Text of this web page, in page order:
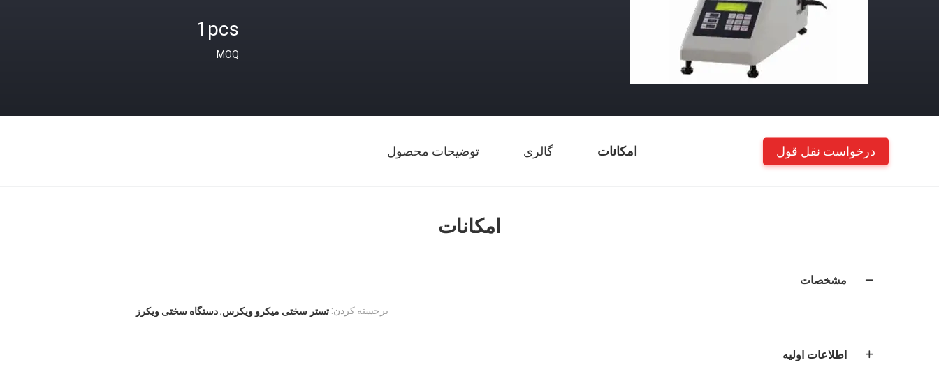
1pcs
MOQ
امکانات گالری توضیحات محصول درخواست نقل قول
امکانات
مشخصات
برجسته کردن: تستر سختی میکرو ویکرس,دستگاه سختی ویکرز
اطلاعات اولیه